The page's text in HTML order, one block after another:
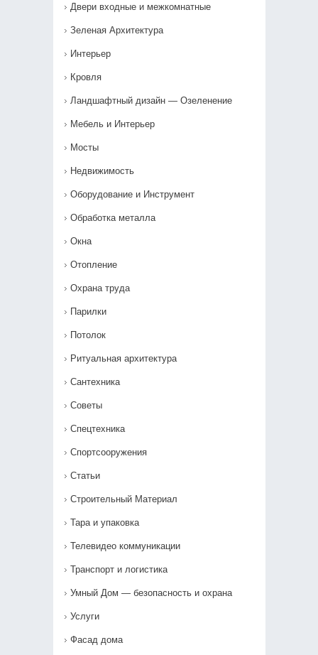
Двери входные и межкомнатные
Зеленая Архитектура
Интерьер
Кровля
Ландшафтный дизайн — Озеленение‎
Мебель и Интерьер
Мосты
Недвижимость
Оборудование и Инструмент
Обработка металла
Окна
Отопление
Охрана труда
Парилки
Потолок
Ритуальная архитектура
Сантехника
Советы
Спецтехника
Спортсооружения
Статьи
Строительный Материал
Тара и упаковка
Телевидео коммуникации
Транспорт и логистика
Умный Дом — безопасность и охрана
Услуги
Фасад дома